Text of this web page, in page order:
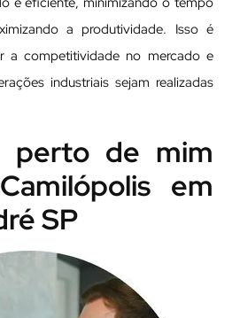
a produtividade. Isso é
a competitividade no mercado e
industriais sejam realizadas
perto de mim
em
SP